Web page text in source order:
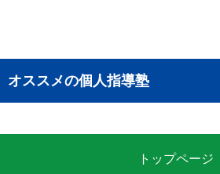
オススメの個人指導塾
トップページ